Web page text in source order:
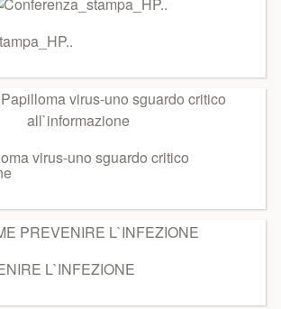
virus-uno sguardo critico
L`INFEZIONE